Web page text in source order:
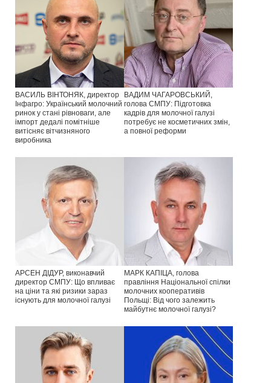
ВАСИЛЬ ВІНТОНЯК, директор
Інфагро: Український молочний
ринок у стані рівноваги, але
імпорт дедалі помітніше
витісняє вітчизняного
виробника
ВАДИМ ЧАГАРОВСЬКИЙ,
голова СМПУ: Підготовка
кадрів для молочної галузі
потребує не косметичних змін,
а повної реформи
АРСЕН ДІДУР, виконавчий
директор СМПУ: Що впливає
на ціни та які ризики зараз
існують для молочної галузі
МАРК КАПІЦА, голова
правління Національної спілки
молочних кооперативів
Польщі: Від чого залежить
майбутнє молочної галузі?